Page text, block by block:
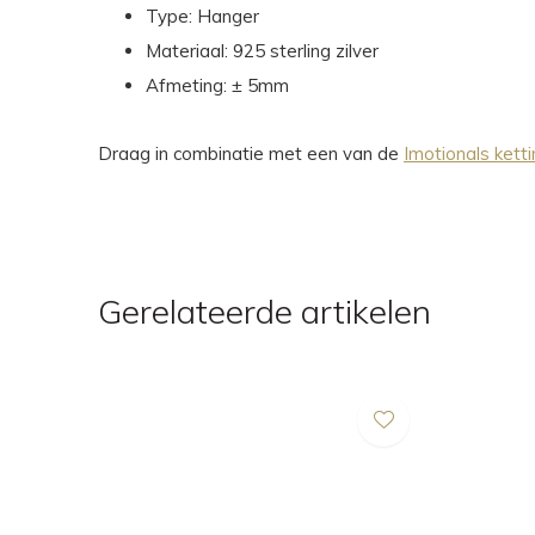
Type: Hanger
Materiaal: 925 sterling zilver
Afmeting: ± 5mm
Draag in combinatie met een van de Imotionals
Gerelateerde artikelen